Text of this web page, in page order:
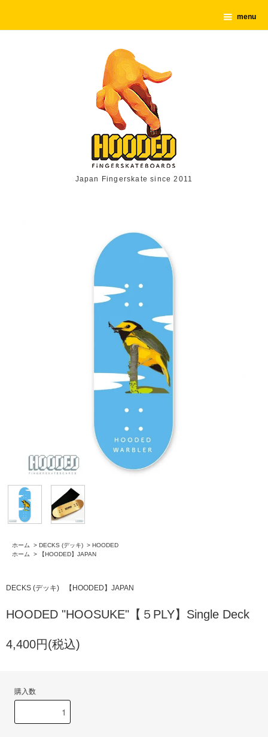
menu
Japan Fingerskate since 2011
ホーム > DECKS (デッキ) > HOODED
ホーム
> 【HOODED】JAPAN
DECKS (デッキ) 【HOODED】JAPAN
HOODED "HOOSUKE"【５PLY】Single Deck
4,400円(税込)
購入数